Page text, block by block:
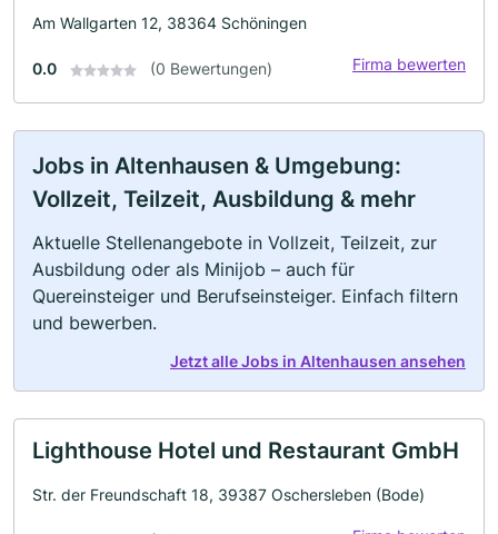
Am Wallgarten 12, 38364 Schöningen
0.0 (0 Bewertungen) Firma bewerten
Jobs in Altenhausen & Umgebung:
Vollzeit, Teilzeit, Ausbildung & mehr
Aktuelle Stellenangebote in Vollzeit, Teilzeit, zur
Ausbildung oder als Minijob – auch für
Quereinsteiger und Berufseinsteiger. Einfach filtern
und bewerben.
Jetzt alle Jobs in Altenhausen ansehen
Lighthouse Hotel und Restaurant GmbH
Str. der Freundschaft 18, 39387 Oschersleben (Bode)